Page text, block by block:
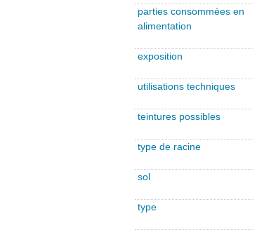
parties consommées en
alimentation
exposition
utilisations techniques
teintures possibles
type de racine
sol
type